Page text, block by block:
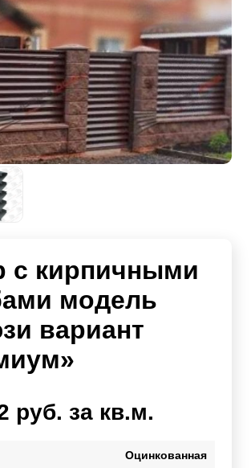
с кирпичными
модель
вариант
руб. за кв.м.
Оцинкованная